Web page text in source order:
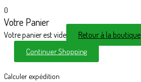
0
Votre Panier
Votre panier est vide Retour à la boutique
Continuer Shopping
Calculer expédition